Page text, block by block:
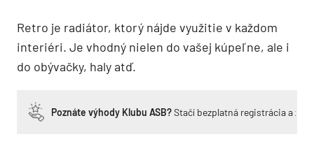
Retro je radiátor, ktorý nájde využitie v každom
interiéri. Je vhodný nielen do vašej kúpeľne, ale i
do obývačky, haly atď.
Poznáte výhody Klubu ASB?Stačí bezplatná registrácia a